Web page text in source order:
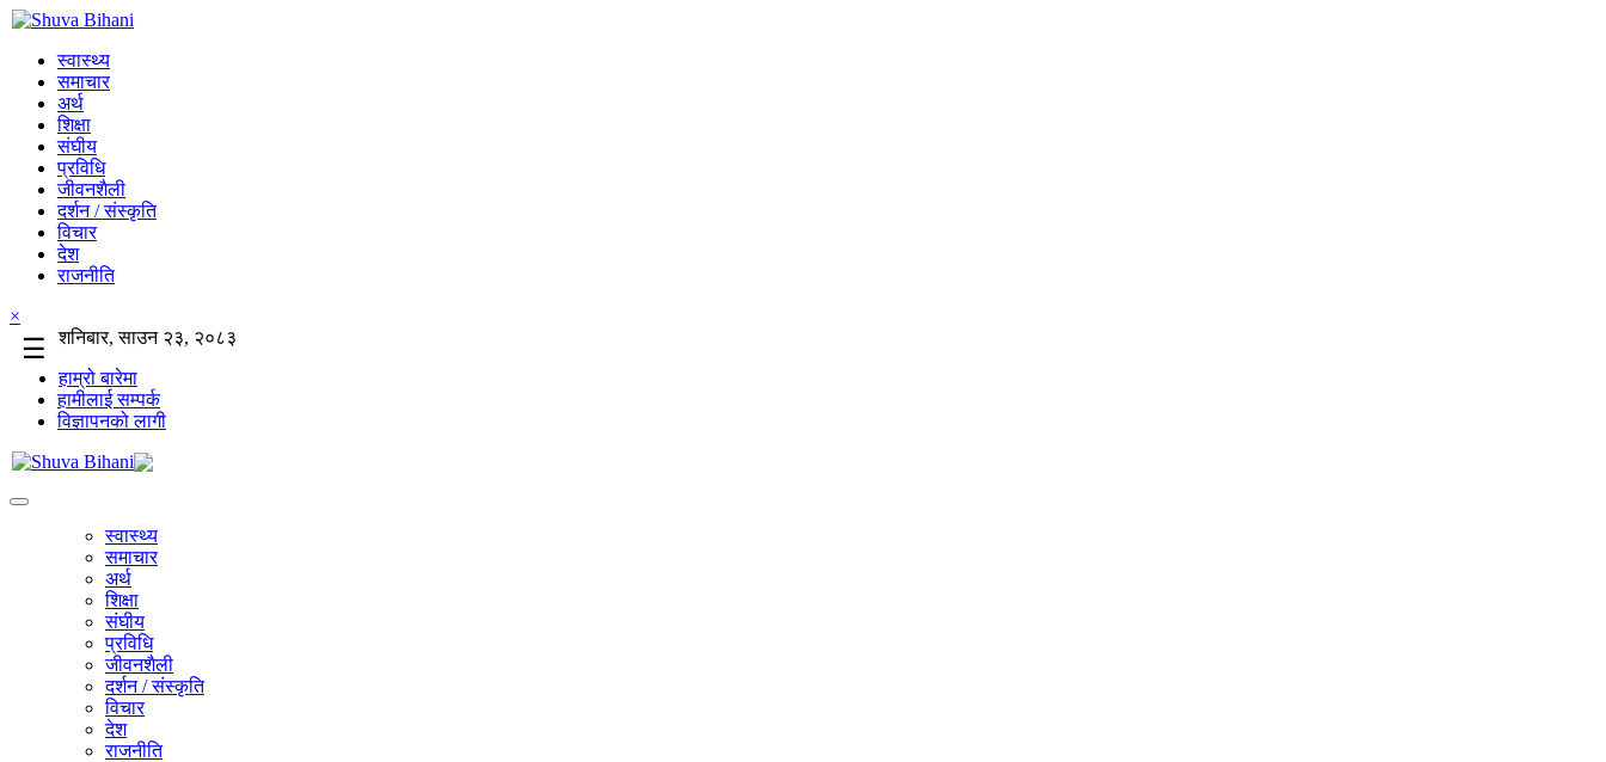
स्वास्थ्य
समाचार
अर्थ
शिक्षा
संघीय
प्रविधि
जीवनशैली
दर्शन / संस्कृति
विचार
देश
राजनीति
×
☰
शनिबार, साउन २३, २०८३
हाम्रो बारेमा
हामीलाई सम्पर्क
विज्ञापनको लागी
स्वास्थ्य
समाचार
अर्थ
शिक्षा
संघीय
प्रविधि
जीवनशैली
दर्शन / संस्कृति
विचार
देश
राजनीति